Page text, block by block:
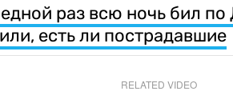
раз всю ночь бил
есть ли пострадавшие
RELATED VIDEO